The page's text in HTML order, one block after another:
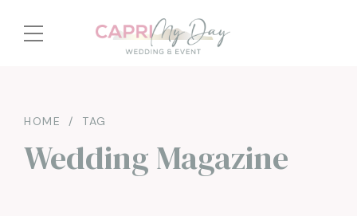
HOME TAG
Wedding Magazine